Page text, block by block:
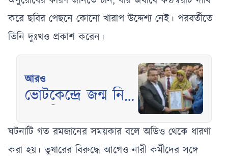
করে ছবির পেছনে কোনো খারাপ উদ্দেশ্য নেই। পরবর্তীতে
তিনি দুঃখও প্রকাশ করেন।
আরও
ভোটকেন্দ্রে জন্ম নিল
ঘটনাটি গত রমজানের সময়কার বলে অডিও থেকে ধারণা
করা হয়। তুষারের বিরুদ্ধে আগেও নারী কর্মীদের সঙ্গে